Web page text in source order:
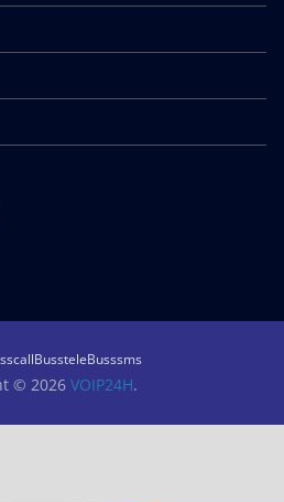
BussteleBusssms
© 2026 VOIP24H.